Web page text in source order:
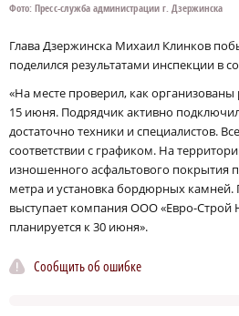
Фото: Пресс-служба администрации г. Дзержинска
Глава Дзержинска Михаил Клинков
поделился результатами инспекции в
«На месте проверил, как
15 июня. Подрядчик активно
достаточно техники и специалистов.
соответствии с графиком. На
изношенного асфальтового покрытия
метра и установка бордюрных
выступает компания ООО «Евро-
планируется к 30 июня».
Сообщить об ошибке